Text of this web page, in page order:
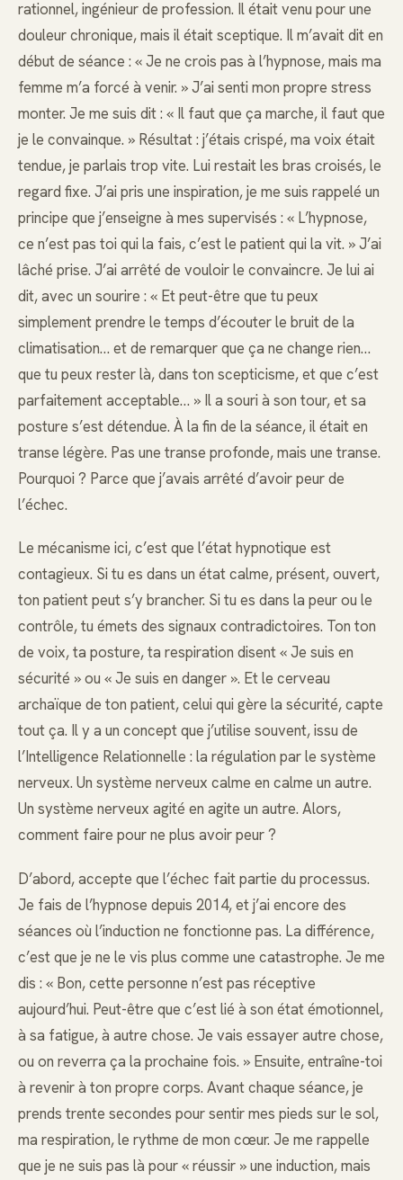
rationnel, ingénieur de profession. Il était venu pour une
douleur chronique, mais il était sceptique. Il m’avait dit en
début de séance : « Je ne crois pas à l’hypnose, mais ma
femme m’a forcé à venir. » J’ai senti mon propre stress
monter. Je me suis dit : « Il faut que ça marche, il faut que
je le convainque. » Résultat : j’étais crispé, ma voix était
tendue, je parlais trop vite. Lui restait les bras croisés, le
regard fixe. J’ai pris une inspiration, je me suis rappelé un
principe que j’enseigne à mes supervisés : « L’hypnose,
ce n’est pas toi qui la fais, c’est le patient qui la vit. » J’ai
lâché prise. J’ai arrêté de vouloir le convaincre. Je lui ai
dit, avec un sourire : « Et peut-être que tu peux
simplement prendre le temps d’écouter le bruit de la
climatisation… et de remarquer que ça ne change rien…
que tu peux rester là, dans ton scepticisme, et que c’est
parfaitement acceptable… » Il a souri à son tour, et sa
posture s’est détendue. À la fin de la séance, il était en
transe légère. Pas une transe profonde, mais une transe.
Pourquoi ? Parce que j’avais arrêté d’avoir peur de
l’échec.
Le mécanisme ici, c’est que l’état hypnotique est
contagieux. Si tu es dans un état calme, présent, ouvert,
ton patient peut s’y brancher. Si tu es dans la peur ou le
contrôle, tu émets des signaux contradictoires. Ton ton
de voix, ta posture, ta respiration disent « Je suis en
sécurité » ou « Je suis en danger ». Et le cerveau
archaïque de ton patient, celui qui gère la sécurité, capte
tout ça. Il y a un concept que j’utilise souvent, issu de
l’Intelligence Relationnelle : la régulation par le système
nerveux. Un système nerveux calme en calme un autre.
Un système nerveux agité en agite un autre. Alors,
comment faire pour ne plus avoir peur ?
D’abord, accepte que l’échec fait partie du processus.
Je fais de l’hypnose depuis 2014, et j’ai encore des
séances où l’induction ne fonctionne pas. La différence,
c’est que je ne le vis plus comme une catastrophe. Je me
dis : « Bon, cette personne n’est pas réceptive
aujourd’hui. Peut-être que c’est lié à son état émotionnel,
à sa fatigue, à autre chose. Je vais essayer autre chose,
ou on reverra ça la prochaine fois. » Ensuite, entraîne-toi
à revenir à ton propre corps. Avant chaque séance, je
prends trente secondes pour sentir mes pieds sur le sol,
ma respiration, le rythme de mon cœur. Je me rappelle
que je ne suis pas là pour « réussir » une induction, mais